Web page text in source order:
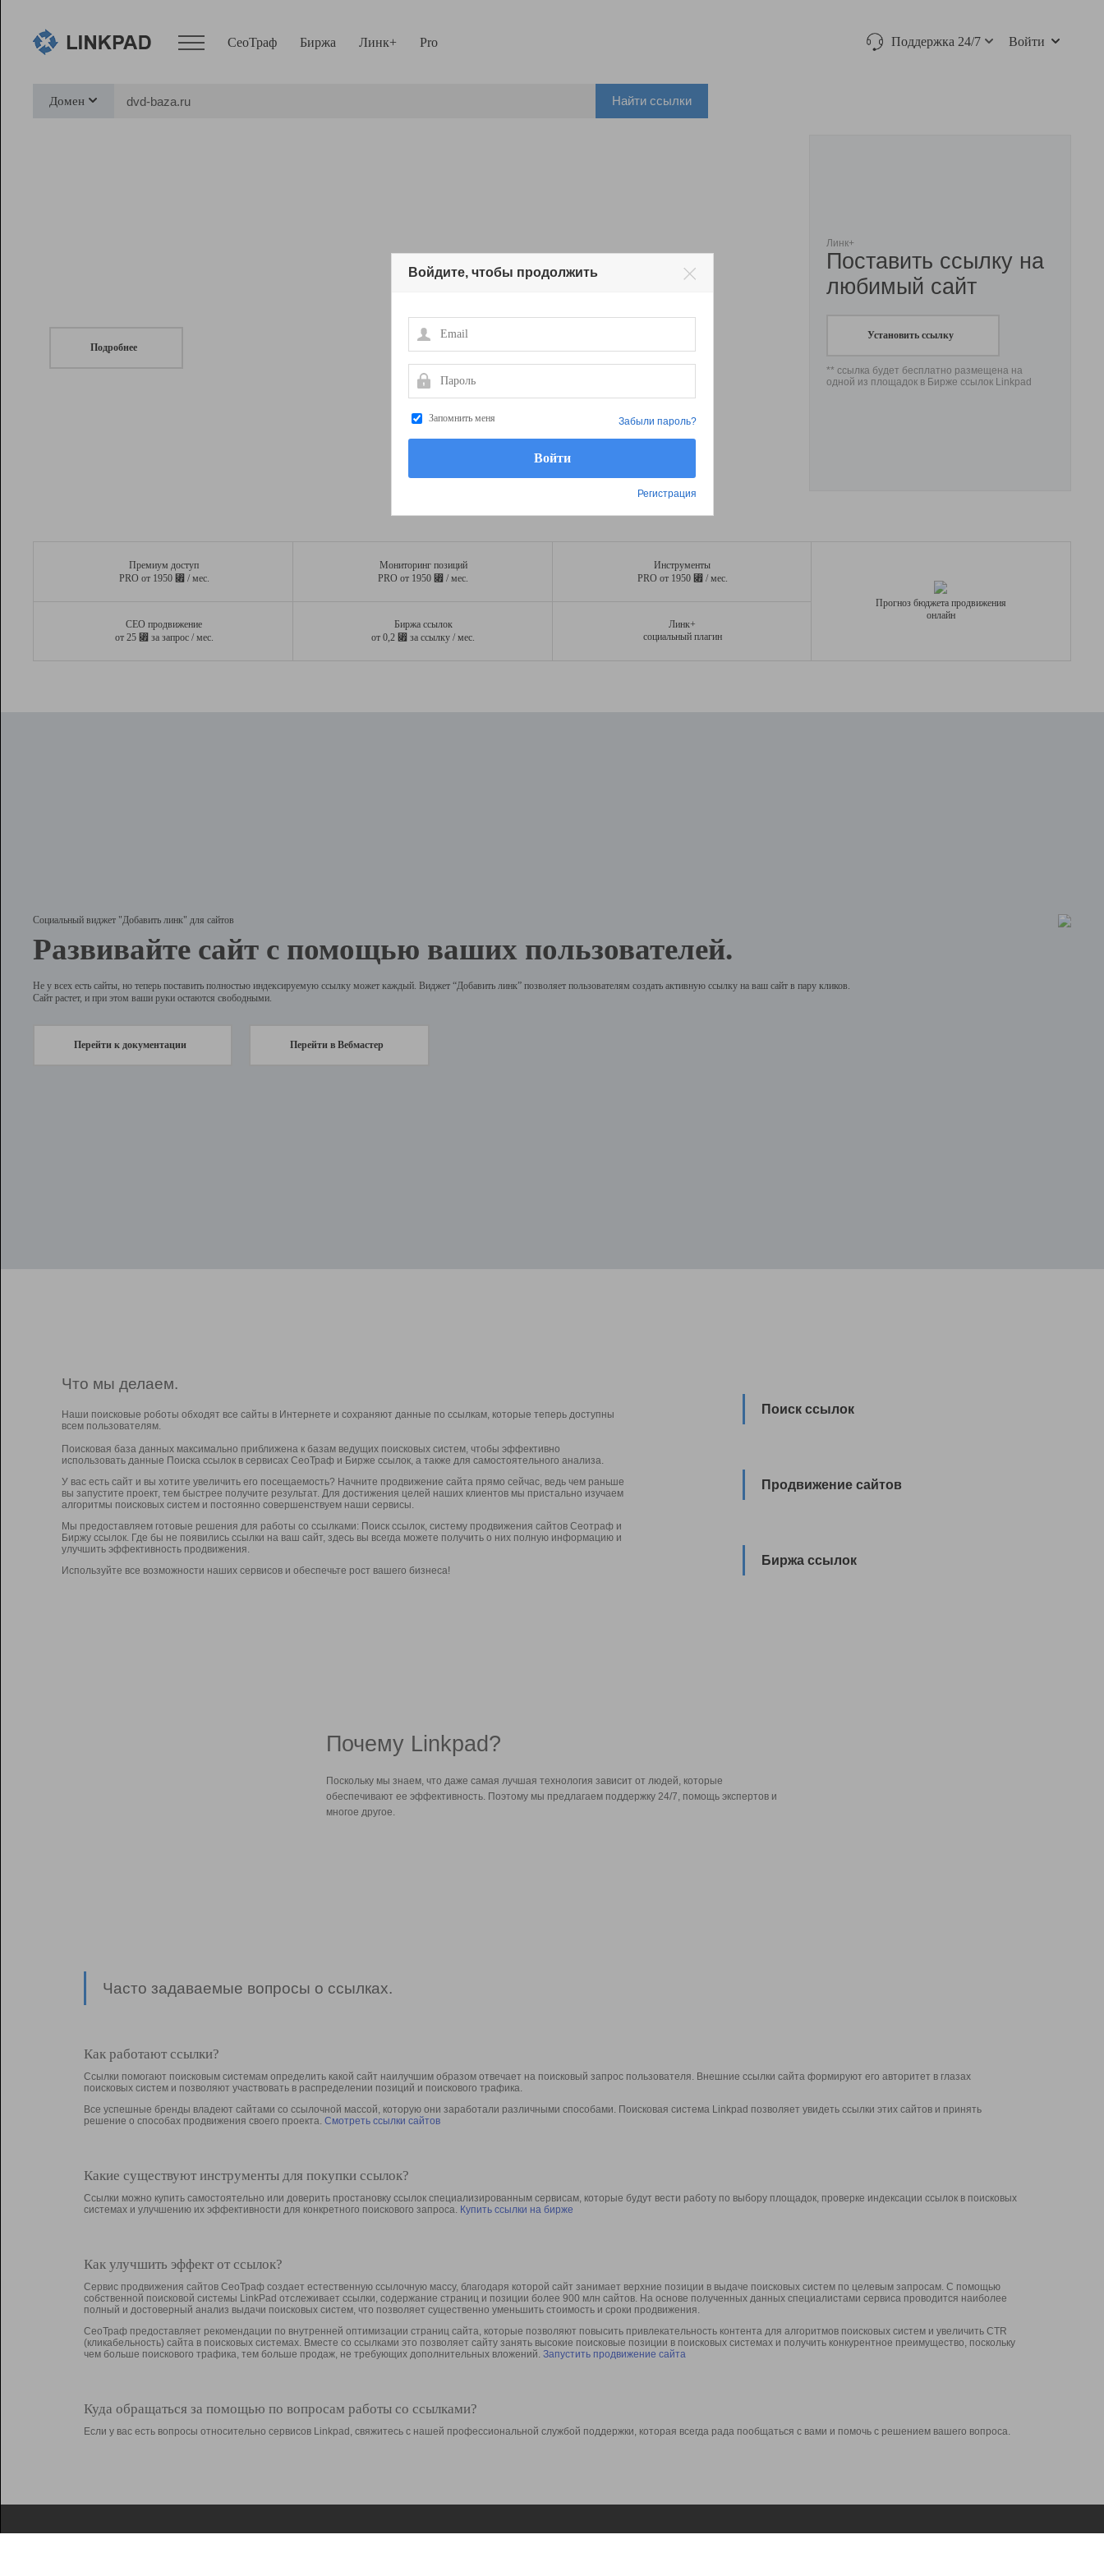
СеоТраф Биржа Линк+ Pro Поддержка 24/7 Войти
Домен Найти ссылки
Подробнее
Линк+
Поставить ссылку на
любимый сайт
Установить ссылку
** ссылка будет бесплатно размещена на
одной из площадок в Бирже ссылок Linkpad
Премиум доступ
PRO от 1950 ⃏ / мес.
Мониторинг позиций
PRO от 1950 ⃏ / мес.
Инструменты
PRO от 1950 ⃏ / мес.
СЕО продвижение
от 25 ⃏ за запрос / мес.
Биржа ссылок
от 0,2 ⃏ за ссылку / мес.
Линк+
социальный плагин
Прогноз бюджета продвижения
онлайн
Социальный виджет "Добавить линк" для сайтов
Развивайте сайт с помощью ваших пользователей.
Не у всех есть сайты, но теперь поставить полностью индексируемую ссылку может каждый. Виджет “Добавить линк” позволяет пользователям создать активную ссылку на ваш сайт в пару кликов.
Сайт растет, и при этом ваши руки остаются свободными.
Перейти к документации Перейти в Вебмастер
Что мы делаем.
Наши поисковые роботы обходят все сайты в Интернете и сохраняют данные по ссылкам, которые теперь доступны
всем пользователям.
Поисковая база данных максимально приближена к базам ведущих поисковых систем, чтобы эффективно
использовать данные Поиска ссылок в сервисах СеоТраф и Бирже ссылок, а также для самостоятельного анализа.
У вас есть сайт и вы хотите увеличить его посещаемость? Начните продвижение сайта прямо сейчас, ведь чем раньше
вы запустите проект, тем быстрее получите результат. Для достижения целей наших клиентов мы пристально изучаем
алгоритмы поисковых систем и постоянно совершенствуем наши сервисы.
Мы предоставляем готовые решения для работы со ссылками: Поиск ссылок, систему продвижения сайтов Сеотраф и
Биржу ссылок. Где бы не появились ссылки на ваш сайт, здесь вы всегда можете получить о них полную информацию и
улучшить эффективность продвижения.
Используйте все возможности наших сервисов и обеспечьте рост вашего бизнеса!
Поиск ссылок
Продвижение сайтов
Биржа ссылок
Почему Linkpad?
Поскольку мы знаем, что даже самая лучшая технология зависит от людей, которые
обеспечивают ее эффективность. Поэтому мы предлагаем поддержку 24/7, помощь экспертов и
многое другое.
Часто задаваемые вопросы о ссылках.
Как работают ссылки?
Ссылки помогают поисковым системам определить какой сайт наилучшим образом отвечает на поисковый запрос пользователя. Внешние ссылки сайта формируют его авторитет в глазах
поисковых систем и позволяют участвовать в раcпределении позиций и поискового трафика.
Все успешные бренды владеют сайтами со ссылочной массой, которую они заработали различными способами. Поисковая система Linkpad позволяет увидеть ссылки этих сайтов и принять
решение о способах продвижения своего проекта. Смотреть ссылки сайтов
Какие существуют инструменты для покупки ссылок?
Ссылки можно купить самостоятельно или доверить простановку ссылок специализированным сервисам, которые будут вести работу по выбору площадок, проверке индексации ссылок в поисковых
системах и улучшению их эффективности для конкретного поискового запроса. Купить ссылки на бирже
Как улучшить эффект от ссылок?
Сервис продвижения сайтов СеоТраф создает естественную ссылочную массу, благодаря которой сайт занимает верхние позиции в выдаче поисковых систем по целевым запросам. С помощью
собственной поисковой системы LinkPad отслеживает ссылки, содержание страниц и позиции более 900 млн сайтов. На основе полученных данных специалистами сервиса проводится наиболее
полный и достоверный анализ выдачи поисковых систем, что позволяет существенно уменьшить стоимость и сроки продвижения.
СеоТраф предоставляет рекомендации по внутренней оптимизации страниц сайта, которые позволяют повысить привлекательность контента для алгоритмов поисковых систем и увеличить CTR
(кликабельность) сайта в поисковых системах. Вместе со ссылками это позволяет сайту занять высокие поисковые позиции в поисковых системах и получить конкурентное преимущество, поскольку
чем больше поискового трафика, тем больше продаж, не требующих дополнительных вложений. Запустить продвижение сайта
Куда обращаться за помощью по вопросам работы со ссылками?
Если у вас есть вопросы относительно сервисов Linkpad, свяжитесь с нашей профессиональной службой поддержки, которая всегда рада пообщаться с вами и помочь с решением вашего вопроса.
Войдите, чтобы продолжить
Email
Пароль
Запомнить меня
Регистрация
Забыли пароль?